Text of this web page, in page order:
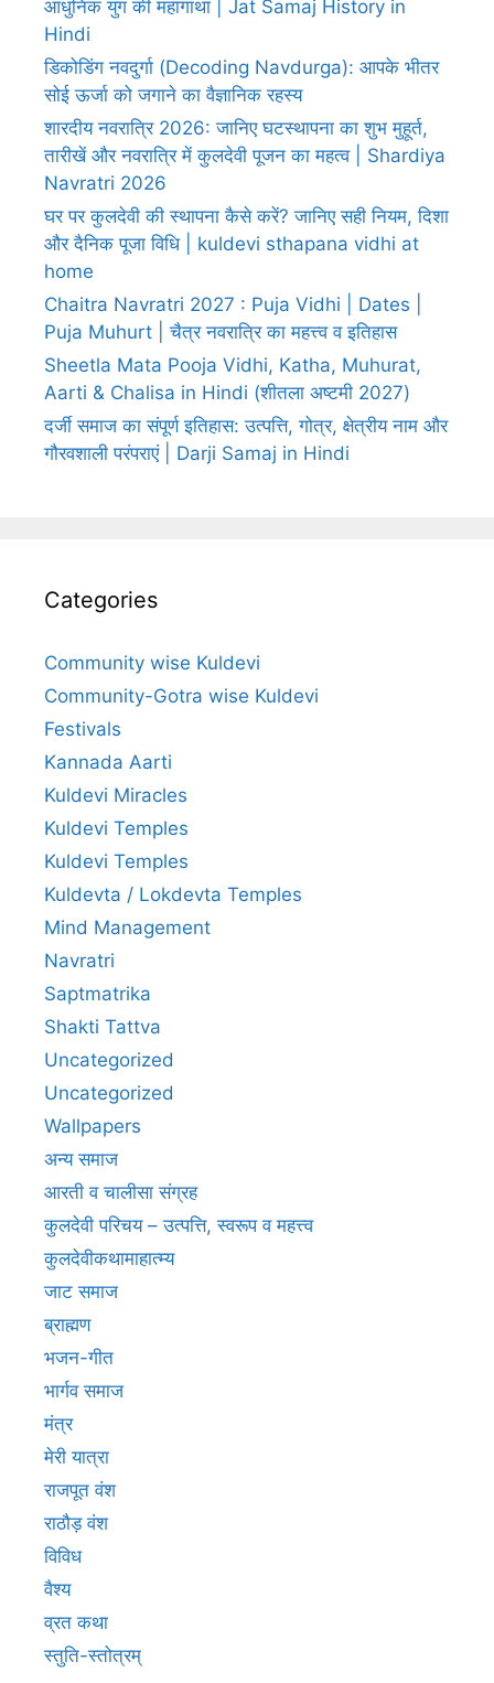
आधुनिक युग की महागाथा | Jat Samaj History in
Hindi
डिकोडिंग नवदुर्गा (Decoding Navdurga): आपके भीतर
सोई ऊर्जा को जगाने का वैज्ञानिक रहस्य
शारदीय नवरात्रि 2026: जानिए घटस्थापना का शुभ मुहूर्त,
तारीखें और नवरात्रि में कुलदेवी पूजन का महत्व | Shardiya
Navratri 2026
घर पर कुलदेवी की स्थापना कैसे करें? जानिए सही नियम, दिशा
और दैनिक पूजा विधि | kuldevi sthapana vidhi at
home
Chaitra Navratri 2027 : Puja Vidhi | Dates |
Puja Muhurt | चैत्र नवरात्रि का महत्त्व व इतिहास
Sheetla Mata Pooja Vidhi, Katha, Muhurat,
Aarti & Chalisa in Hindi (शीतला अष्टमी 2027)
दर्जी समाज का संपूर्ण इतिहास: उत्पत्ति, गोत्र, क्षेत्रीय नाम और
गौरवशाली परंपराएं | Darji Samaj in Hindi
Categories
Community wise Kuldevi
Community-Gotra wise Kuldevi
Festivals
Kannada Aarti
Kuldevi Miracles
Kuldevi Temples
Kuldevi Temples
Kuldevta / Lokdevta Temples
Mind Management
Navratri
Saptmatrika
Shakti Tattva
Uncategorized
Uncategorized
Wallpapers
अन्य समाज
आरती व चालीसा संग्रह
कुलदेवी परिचय – उत्पत्ति, स्वरूप व महत्त्व
कुलदेवीकथामाहात्म्य
जाट समाज
ब्राह्मण
भजन-गीत
भार्गव समाज
मंत्र
मेरी यात्रा
राजपूत वंश
राठौड़ वंश
विविध
वैश्य
व्रत कथा
स्तुति-स्तोत्रम्